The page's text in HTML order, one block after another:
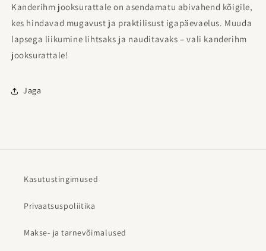
Kanderihm jooksurattale on asendamatu abivahend kõigile,
kes hindavad mugavust ja praktilisust igapäevaelus. Muuda
lapsega liikumine lihtsaks ja nauditavaks – vali kanderihm
jooksurattale!
Jaga
Kasutustingimused
Privaatsuspoliitika
Makse- ja tarnevõimalused